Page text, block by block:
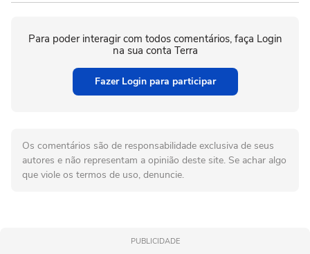
Para poder interagir com todos comentários, faça Login
na sua conta Terra
Fazer Login para participar
Os comentários são de responsabilidade exclusiva de seus
autores e não representam a opinião deste site. Se achar algo
que viole os termos de uso, denuncie.
PUBLICIDADE